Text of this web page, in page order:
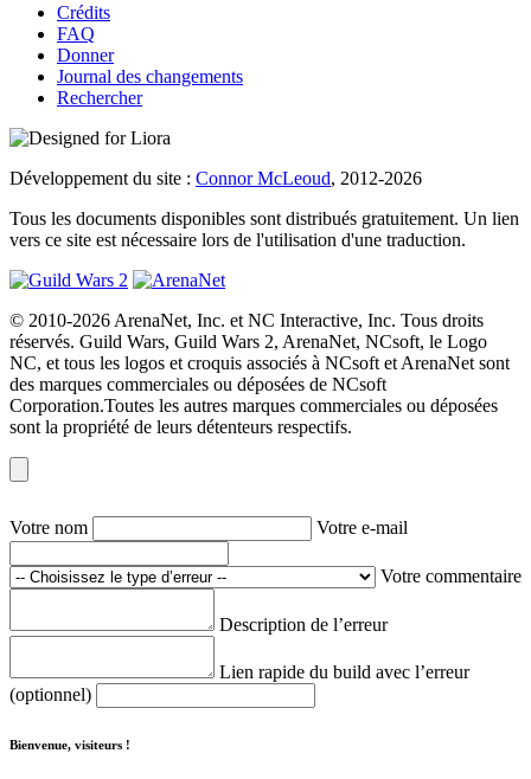
Crédits
FAQ
Donner
Journal des changements
Rechercher
Développement du site : Connor McLeoud, 2012-2026
Tous les documents disponibles sont distribués gratuitement. Un lien
vers ce site est nécessaire lors de l'utilisation d'une traduction.
© 2010-2026 ArenaNet, Inc. et NC Interactive, Inc. Tous droits
réservés. Guild Wars, Guild Wars 2, ArenaNet, NCsoft, le Logo
NC, et tous les logos et croquis associés à NCsoft et ArenaNet sont
des marques commerciales ou déposées de NCsoft
Corporation.Toutes les autres marques commerciales ou déposées
sont la propriété de leurs détenteurs respectifs.
Votre nom Votre e-mail
Votre commentaire
Description de l’erreur
Lien rapide du build avec l’erreur
(optionnel)
Bienvenue, visiteurs !